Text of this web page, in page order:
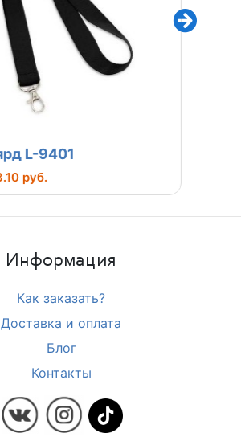
Ланьярд L-9401
Цена:
Информация
Как заказать?
Доставка и оплата
Блог
Контакты